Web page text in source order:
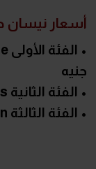
أسعار نيسان
جنيه
• الفئة الثانية Plus بسعر 745,000 جنيه
• الفئة الثالثة Super Saloon بسعر 795,000 جنيه